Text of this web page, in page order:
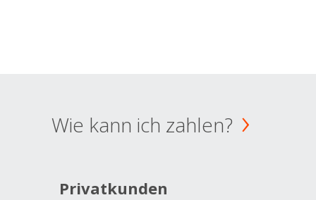
Wie kann ich zahlen?
Privatkunden